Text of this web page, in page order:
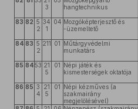
3
hangtechnikus
83 82 5
2
34
1
04 Mozgóképterjesztő és
-üzemeltető
84 83 5
2
211 01 Műtárgyvédelmi
munkatárs
85 8453 21
5
01 Népi játék és
kismesterségek oktatója
86 85 3
4
21
5
01 Népi kézműves (a
szakmairány
megjelölésével)